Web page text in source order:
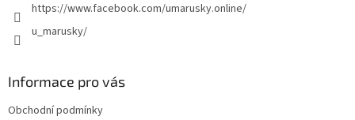
https://www.facebook.com/umarusky.online/
u_marusky/
Informace pro vás
Obchodní podmínky